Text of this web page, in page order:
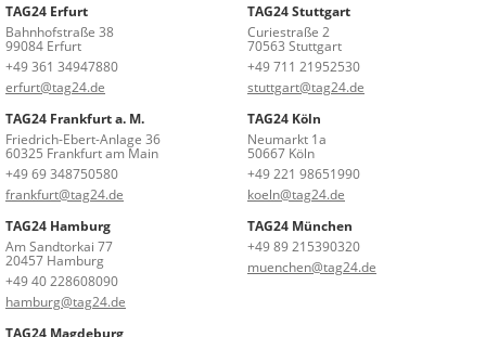
TAG24 Erfurt
Bahnhofstraße 38
99084 Erfurt
+49 361 34947880
erfurt@tag24.de
TAG24 Stuttgart
Curiestraße 2
70563 Stuttgart
+49 711 21952530
stuttgart@tag24.de
TAG24 Frankfurt a. M.
Friedrich-Ebert-Anlage 36
60325 Frankfurt am Main
+49 69 348750580
frankfurt@tag24.de
TAG24 Köln
Neumarkt 1a
50667 Köln
+49 221 98651990
koeln@tag24.de
TAG24 Hamburg
Am Sandtorkai 77
20457 Hamburg
+49 40 228608090
hamburg@tag24.de
TAG24 München
+49 89 215390320
muenchen@tag24.de
TAG24 Magdeburg